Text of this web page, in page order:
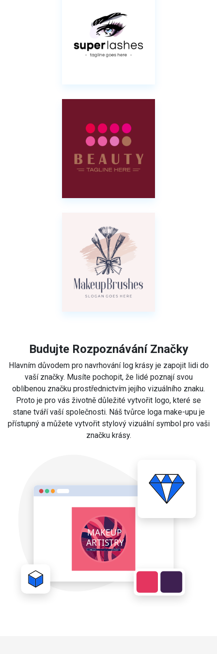
Budujte Rozpoznávání Značky
Hlavním důvodem pro navrhování log krásy je zapojit lidi do
vaší značky. Musíte pochopit, že lidé poznají svou
oblíbenou značku prostřednictvím jejího vizuálního znaku.
Proto je pro vás životně důležité vytvořit logo, které se
stane tváří vaší společnosti. Náš tvůrce loga make-upu je
přístupný a můžete vytvořit stylový vizuální symbol pro vaši
značku krásy.